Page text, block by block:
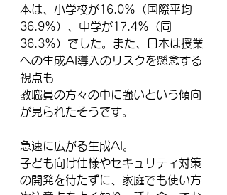
本は、小学校が16.0%（国際平均
36.9%）、中学が17.4%（同
36.3%）でした。また、日本は授業
への生成AI導入のリスクを懸念する
視点も
教職員の方々の中に強いという傾向
が見られたそうです。
急速に広がる生成AI。
子ども向け仕様やセキュリティ対策
の開発を待たずに、家庭でも使い方